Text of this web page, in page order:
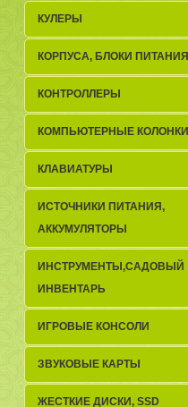
КУЛЕРЫ
КОРПУСА, БЛОКИ ПИТАНИЯ
КОНТРОЛЛЕРЫ
КОМПЬЮТЕРНЫЕ КОЛОНКИ
КЛАВИАТУРЫ
ИСТОЧНИКИ ПИТАНИЯ,
АККУМУЛЯТОРЫ
ИНСТРУМЕНТЫ,САДОВЫЙ
ИНВЕНТАРЬ
ИГРОВЫЕ КОНСОЛИ
ЗВУКОВЫЕ КАРТЫ
ЖЕСТКИЕ ДИСКИ, SSD